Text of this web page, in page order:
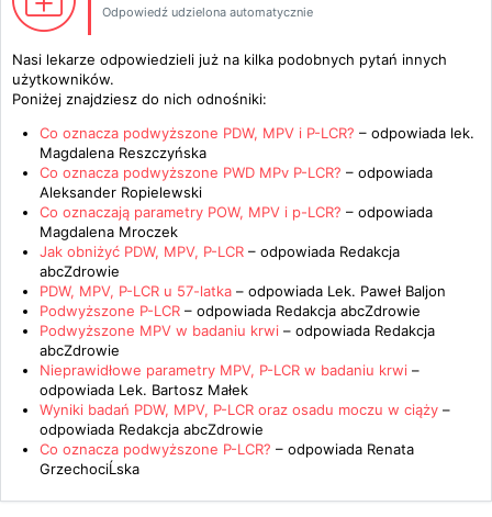
Odpowiedź udzielona automatycznie
Nasi lekarze odpowiedzieli już na kilka podobnych pytań innych
użytkowników.
Poniżej znajdziesz do nich odnośniki:
Co oznacza podwyższone PDW, MPV i P-LCR? – odpowiada lek.
Magdalena Reszczyńska
Co oznacza podwyższone PWD MPv P-LCR? – odpowiada
Aleksander Ropielewski
Co oznaczają parametry POW, MPV i p-LCR? – odpowiada
Magdalena Mroczek
Jak obniżyć PDW, MPV, P-LCR – odpowiada Redakcja
abcZdrowie
PDW, MPV, P-LCR u 57-latka – odpowiada Lek. Paweł Baljon
Podwyższone P-LCR – odpowiada Redakcja abcZdrowie
Podwyższone MPV w badaniu krwi – odpowiada Redakcja
abcZdrowie
Nieprawidłowe parametry MPV, P-LCR w badaniu krwi –
odpowiada Lek. Bartosz Małek
Wyniki badań PDW, MPV, P-LCR oraz osadu moczu w ciąży –
odpowiada Redakcja abcZdrowie
Co oznacza podwyższone P-LCR? – odpowiada Renata
GrzechociĹska